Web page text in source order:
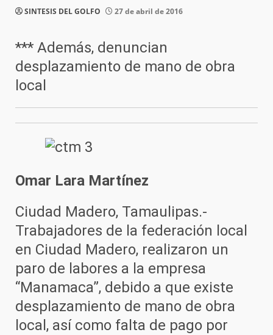
SINTESIS DEL GOLFO 27 de abril de 2016
*** Además, denuncian
desplazamiento de mano de obra
local
Omar Lara Martínez
Ciudad Madero, Tamaulipas.-
Trabajadores de la federación local
en Ciudad Madero, realizaron un
paro de labores a la empresa
“Manamaca”, debido a que existe
desplazamiento de mano de obra
local, así como falta de pago por